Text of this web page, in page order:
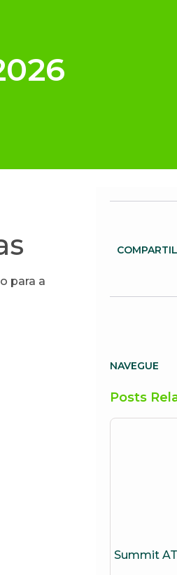
para a
NAVEGUE
Posts
Summit